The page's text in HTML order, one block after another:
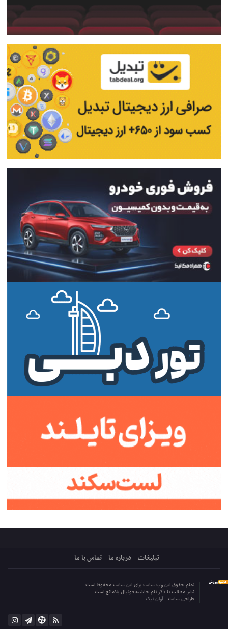
تبلیغات درباره ما تماس با ما
تمام حقوق این وب سایت برای این سایت محفوظ است.
نشر مطالب با ذکر نام حاشیه فوتبال بلامانع است.
طراحی سایت : آوان نیک